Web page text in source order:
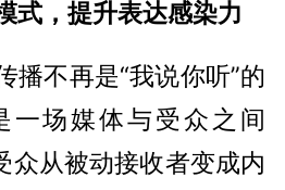
式，提升表达感染力
播不再是“我说你听”的
一场媒体与受众之间
众从被动接收者变成内